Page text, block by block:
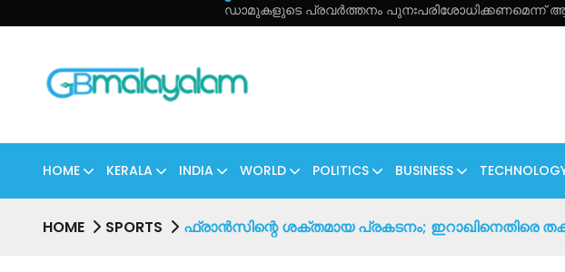
ഡാമുകളുടെ പ്രവർത്തനം പുനഃപരിശോധിക്കണമെന്ന്
HOME KERALA INDIA WORLD POLITICS BUSINESS
HOME SPORTS ഫ്രാൻസിന്റെ ശക്തമായ പ്രകടനം; ഇറാഖിനെതിരെ